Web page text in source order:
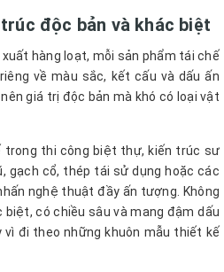
độc bản và khác biệt
hàng loạt, mỗi sản phẩm tái chế
về màu sắc, kết cấu và dấu ấn
giá trị độc bản mà khó có loại vật
trong thi công biệt thự, kiến trúc sư
gạch cổ, thép tái sử dụng hoặc các
nghệ thuật đầy ấn tượng. Không
có chiều sâu và mang đậm dấu
vì đi theo những khuôn mẫu thiết kế